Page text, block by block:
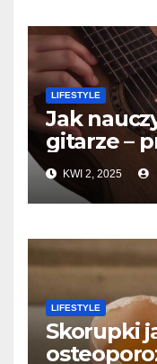
LIFESTYLE
Jak
gitarze –
kroku dla
KWI 2, 2025
LIFESTYLE
Skorupki